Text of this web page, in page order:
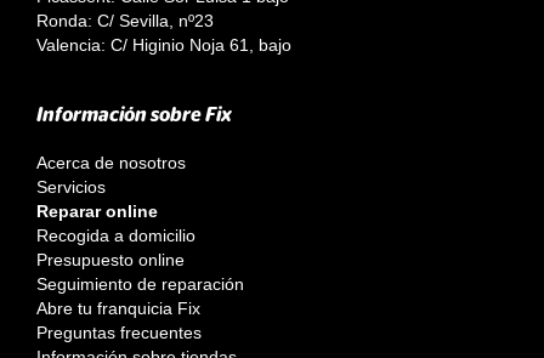
Ronda: C/ Sevilla, nº23
Valencia: C/ Higinio Noja 61, bajo
Información sobre Fix
Acerca de nosotros
Servicios
Reparar online
Recogida a domicilio
Presupuesto online
Seguimiento de reparación
Abre tu franquicia Fix
Preguntas frecuentes